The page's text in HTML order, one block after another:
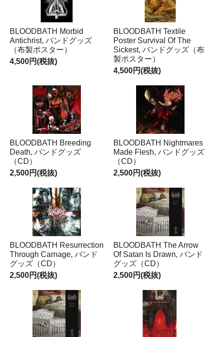
BLOODBATH Morbid
Antichrist, バンドグッズ
（布製ポスター）
4,500円(税抜)
BLOODBATH Textile
Poster Survival Of The
Sickest, バンドグッズ（布
製ポスター）
4,500円(税抜)
BLOODBATH Breeding
Death, バンドグッズ
（CD）
2,500円(税抜)
BLOODBATH Nightmares
Made Flesh, バンドグッズ
（CD）
2,500円(税抜)
BLOODBATH Resurrection
Through Carnage, バンド
グッズ（CD）
2,500円(税抜)
BLOODBATH The Arrow
Of Satan Is Drawn, バンド
グッズ（CD）
2,500円(税抜)